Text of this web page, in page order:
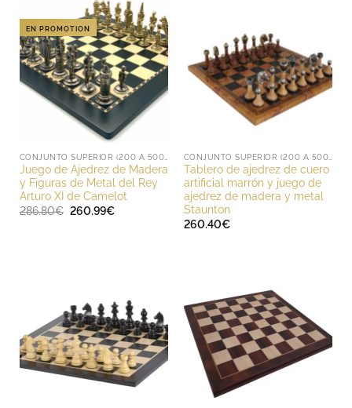
EN PROMOTION
Juego de Ajedrez de Madera
y Figuras de Metal del Rey
Arturo XI de Camelot
286.80€ El
260.99€El
Tablero de ajedrez de cuero
artificial marrón y juego de
ajedrez de madera y metal
Staunton
260.40€